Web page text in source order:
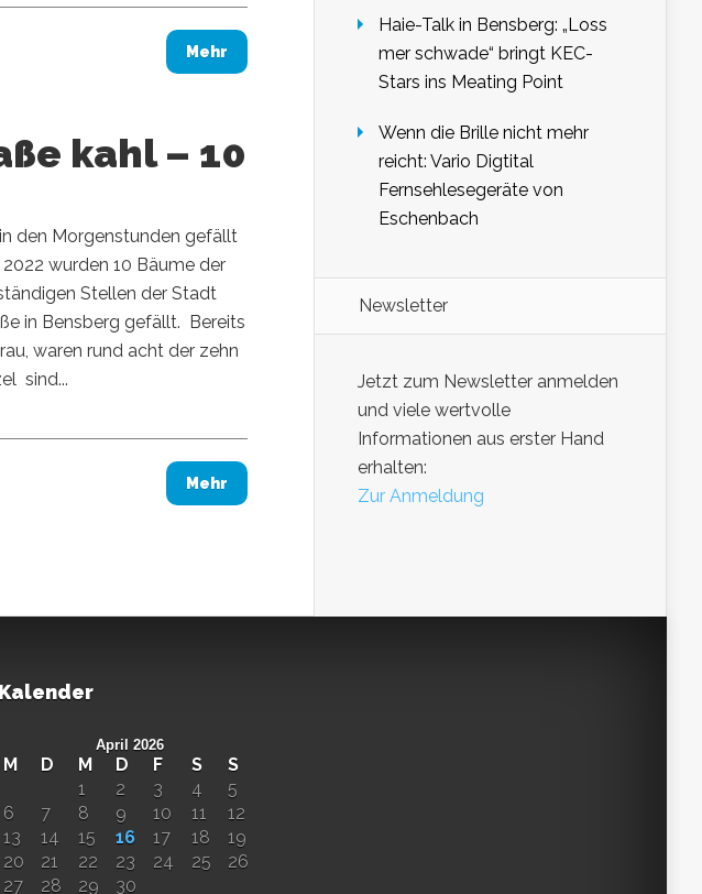
Mehr
kahl – 10
den Morgenstunden gefällt
wurden 10 Bäume der
Stellen der Stadt
in Bensberg gefällt. Bereits
waren rund acht der zehn
sind...
Mehr
Haie-Talk in Bensberg: „Loss
mer schwade“ bringt KEC-
Stars ins Meating Point
Wenn die Brille nicht mehr
reicht: Vario Digtital
Fernsehlesegeräte von
Eschenbach
Newsletter
Jetzt zum Newsletter anmelden
und viele wertvolle
Informationen aus erster Hand
erhalten:
Zur Anmeldung
Kalender
April 2026
M D M D F S
S
1
2 3 4
5
6
7 8 9 10 11
12
13
14 15 16 17 18
19
20
21 22 23 24 25
26
27
28 29 30